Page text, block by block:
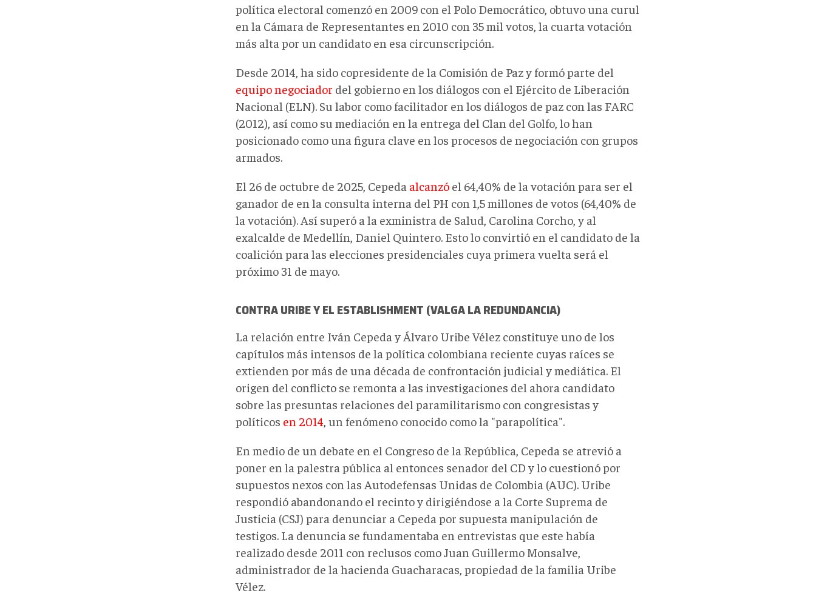
política electoral comenzó en 2009 con el Polo Democrático, obtuvo una curul
en la Cámara de Representantes en 2010 con 35 mil votos, la cuarta votación
más alta por un candidato en esa circunscripción.
Desde 2014, ha sido copresidente de la Comisión de Paz y formó parte del
equipo negociador del gobierno en los diálogos con el Ejército de Liberación
Nacional (ELN). Su labor como facilitador en los diálogos de paz con las FARC
(2012), así como su mediación en la entrega del Clan del Golfo, lo han
posicionado como una figura clave en los procesos de negociación con grupos
armados.
El 26 de octubre de 2025, Cepeda alcanzó el 64,40% de la votación para ser el
ganador de en la consulta interna del PH con 1,5 millones de votos (64,40% de
la votación). Así superó a la exministra de Salud, Carolina Corcho, y al
exalcalde de Medellín, Daniel Quintero. Esto lo convirtió en el candidato de la
coalición para las elecciones presidenciales cuya primera vuelta será el
próximo 31 de mayo.
CONTRA URIBE Y EL ESTABLISHMENT (VALGA LA REDUNDANCIA)
La relación entre Iván Cepeda y Álvaro Uribe Vélez constituye uno de los
capítulos más intensos de la política colombiana reciente cuyas raíces se
extienden por más de una década de confrontación judicial y mediática. El
origen del conflicto se remonta a las investigaciones del ahora candidato
sobre las presuntas relaciones del paramilitarismo con congresistas y
políticos en 2014 , un fenómeno conocido como la "parapolítica".
En medio de un debate en el Congreso de la República, Cepeda se atrevió a
poner en la palestra pública al entonces senador del CD y lo cuestionó por
supuestos nexos con las Autodefensas Unidas de Colombia (AUC). Uribe
respondió abandonando el recinto y dirigiéndose a la Corte Suprema de
Justicia (CSJ) para denunciar a Cepeda por supuesta manipulación de
testigos. La denuncia se fundamentaba en entrevistas que este había
realizado desde 2011 con reclusos como Juan Guillermo Monsalve,
administrador de la hacienda Guacharacas, propiedad de la familia Uribe
Vélez.